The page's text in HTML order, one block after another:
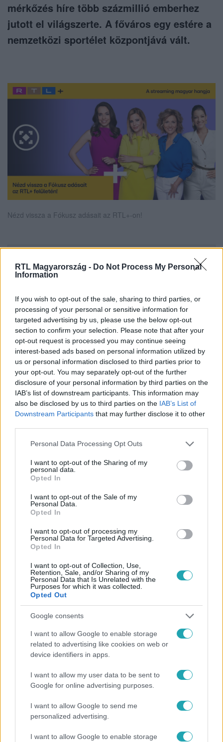
RTL Magyarország - Do Not Process My Personal
Information
If you wish to opt-out of the sale, sharing to third parties, or
processing of your personal or sensitive information for
targeted advertising by us, please use the below opt-out
section to confirm your selection. Please note that after your
opt-out request is processed you may continue seeing
interest-based ads based on personal information utilized by
us or personal information disclosed to third parties prior to
your opt-out. You may separately opt-out of the further
disclosure of your personal information by third parties on the
IAB’s list of downstream participants. This information may
also be disclosed by us to third parties on the IAB’s List of
Downstream Participants that may further disclose it to other
Please note that this website/app uses one or more Google
not limited to your visit or usage behaviour. You may click to
grant or deny consent to Google and its third-party tags to
use your data for below specified purposes in below Google
consent section.
Personal Data Processing Opt Outs
I want to opt-out of the Sharing of my
personal data.
Opted In
I want to opt-out of the Sale of my
Personal Data.
Opted In
I want to opt-out of processing my
Personal Data for Targeted Advertising.
Opted In
I want to opt-out of Collection, Use,
Retention, Sale, and/or Sharing of my
Personal Data that Is Unrelated with the
Purposes for which it was collected.
Opted Out
Google consents
I want to allow Google to enable storage
related to advertising like cookies on web or
device identifiers in apps.
I want to allow my user data to be sent to
Google for online advertising purposes.
I want to allow Google to send me
personalized advertising.
I want to allow Google to enable storage
mérkőzés híre több százmillió emberhez
jutott el világszerte. A főváros egy estére a
nemzetközi sportélet központjává vált.
Nézd vissza a Fókusz adásait az RTL+-on!
legyen a Google-találatokban!
Kövess minket, és értesülj a friss hírekről a
Facebookon is!
FÓKUSZ #VIDEÓ
SZURKOLÓK #LABDARÚGÁS #NÉZETTSÉG